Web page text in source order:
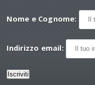
Nome e Cognome:
Indirizzo email: